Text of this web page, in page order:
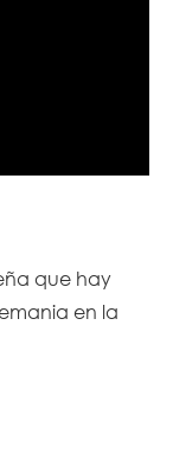
que hay
en la